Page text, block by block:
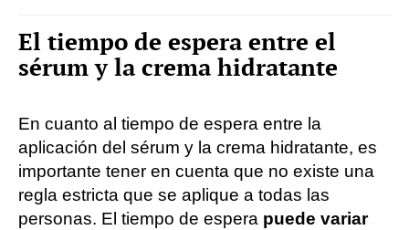
El tiempo de espera entre el
sérum y la crema hidratante
En cuanto al tiempo de espera entre la
aplicación del sérum y la crema hidratante, es
importante tener en cuenta que no existe una
regla estricta que se aplique a todas las
personas. El tiempo de espera puede variar